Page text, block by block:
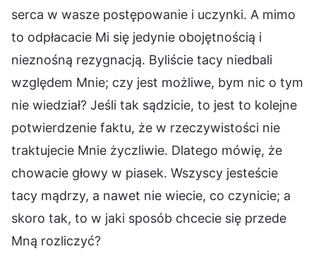
serca w wasze postępowanie i uczynki. A mimo
to odpłacacie Mi się jedynie obojętnością i
nieznośną rezygnacją. Byliście tacy niedbali
względem Mnie; czy jest możliwe, bym nic o tym
nie wiedział? Jeśli tak sądzicie, to jest to kolejne
potwierdzenie faktu, że w rzeczywistości nie
traktujecie Mnie życzliwie. Dlatego mówię, że
chowacie głowy w piasek. Wszyscy jesteście
tacy mądrzy, a nawet nie wiecie, co czynicie; a
skoro tak, to w jaki sposób chcecie się przede
Mną rozliczyć?